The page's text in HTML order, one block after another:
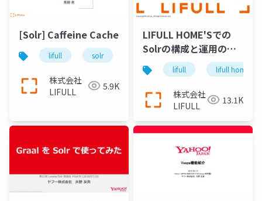
[Solr] Caffeine Cache
lifull solr
株式会社
LIFULL
5.9K
LIFULL HOME'Sでの
Solrの構成と運用の変
遷
lifull lifull home's
株式会社
LIFULL
13.1K